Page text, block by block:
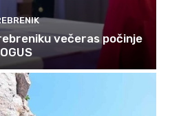
večeras počinje
OGUS